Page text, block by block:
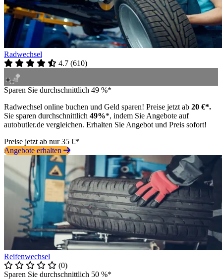
Radwechsel
4.7 (610)
Sparen Sie durchschnittlich 49 %*
Radwechsel online buchen und Geld sparen! Preise jetzt ab 20 €*.
Sie sparen durchschnittlich 49%*, indem Sie Angebote auf
autobutler.de vergleichen. Erhalten Sie Angebot und Preis sofort!
Preise jetzt ab nur 35 €*
Angebote erhalten
Reifenwechsel
(0)
Sparen Sie durchschnittlich 50 %*